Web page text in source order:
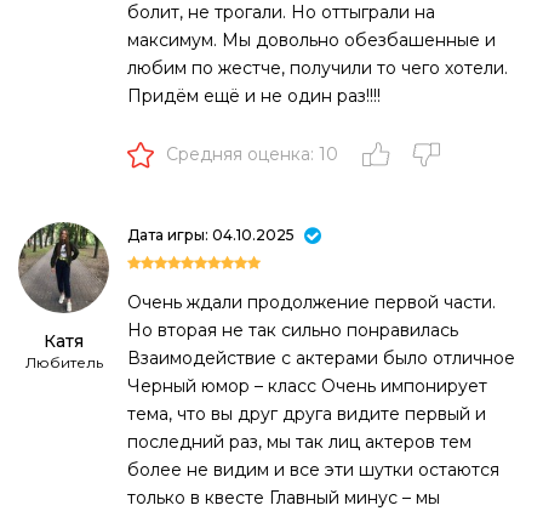
болит, не трогали. Но оттыграли на
максимум. Мы довольно обезбашенные и
любим по жестче, получили то чего хотели.
Придём ещё и не один раз!!!!
Средняя оценка: 10
Катя
Любитель
Дата игры: 04.10.2025
Очень ждали продолжение первой части.
Но вторая не так сильно понравилась
Взаимодействие с актерами было отличное
Черный юмор – класс Очень импонирует
тема, что вы друг друга видите первый и
последний раз, мы так лиц актеров тем
более не видим и все эти шутки остаются
только в квесте Главный минус – мы